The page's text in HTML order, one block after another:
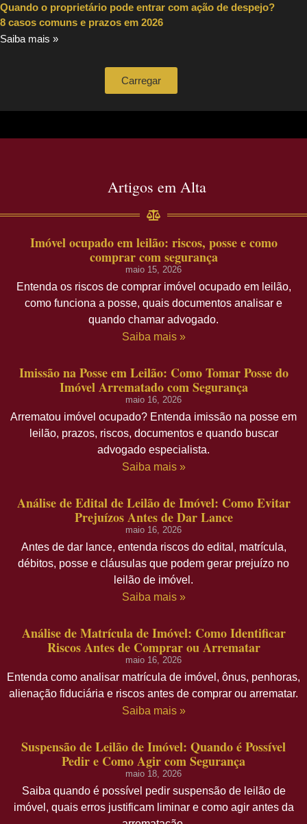
Quando o proprietário pode entrar com ação de despejo?
8 casos comuns e prazos em 2026
Saiba mais »
Carregar
Artigos em Alta
Imóvel ocupado em leilão: riscos, posse e como
comprar com segurança
maio 15, 2026
Entenda os riscos de comprar imóvel ocupado em leilão,
como funciona a posse, quais documentos analisar e
quando chamar advogado.
Saiba mais »
Imissão na Posse em Leilão: Como Tomar Posse do
Imóvel Arrematado com Segurança
maio 16, 2026
Arrematou imóvel ocupado? Entenda imissão na posse em
leilão, prazos, riscos, documentos e quando buscar
advogado especialista.
Saiba mais »
Análise de Edital de Leilão de Imóvel: Como Evitar
Prejuízos Antes de Dar Lance
maio 16, 2026
Antes de dar lance, entenda riscos do edital, matrícula,
débitos, posse e cláusulas que podem gerar prejuízo no
leilão de imóvel.
Saiba mais »
Análise de Matrícula de Imóvel: Como Identificar
Riscos Antes de Comprar ou Arrematar
maio 16, 2026
Entenda como analisar matrícula de imóvel, ônus, penhoras,
alienação fiduciária e riscos antes de comprar ou arrematar.
Saiba mais »
Suspensão de Leilão de Imóvel: Quando é Possível
Pedir e Como Agir com Segurança
maio 18, 2026
Saiba quando é possível pedir suspensão de leilão de
imóvel, quais erros justificam liminar e como agir antes da